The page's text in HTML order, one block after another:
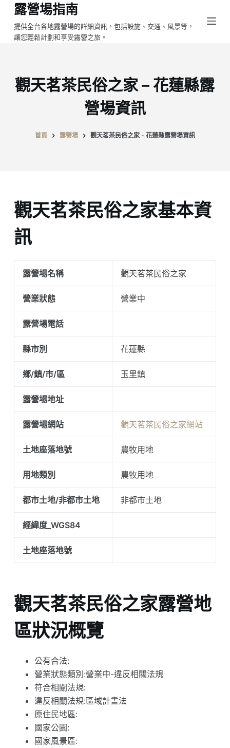
跳
至
主
容
露營場指南
提供全台各地露營場的詳細資訊，包括設施、交通、風景等，
讓您輕鬆計劃和享受露營之旅。
觀天茗茶民俗之家 – 花蓮縣露
營場資訊
首頁 露營場 觀天茗茶民俗之家 - 花蓮縣露營場資訊
觀天茗茶民俗之家基本資
訊
露營場名稱 觀天茗茶民俗之家
營業狀態 營業中
露營場電話
縣市別 花蓮縣
鄉/鎮/市/區 玉里鎮
露營場地址
露營場網站 觀天茗茶民俗之家網站
土地座落地號 農牧用地
用地類別 農牧用地
都市土地/非都市土地 非都市土地
經緯度_WGS84
土地座落地號
觀天茗茶民俗之家露營地
區狀況概覽
公有合法:
營業狀態類別:營業中-違反相關法規
符合相關法規:
違反相關法規:區域計畫法
原住民地區:
國家公園:
國家風景區: